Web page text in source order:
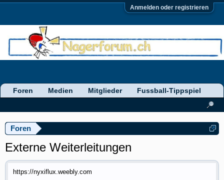
Anmelden oder registrieren
Foren
Externe Weiterleitungen
https://nyxiflux.weebly.com
Foren Medien Mitglieder Fussball-Tippspiel